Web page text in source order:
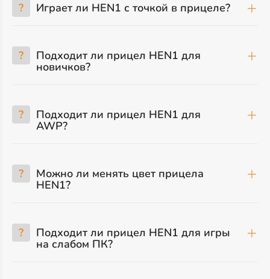
? Играет ли HEN1 с точкой в прицеле?
? Подходит ли прицел HEN1 для
новичков?
? Подходит ли прицел HEN1 для
AWP?
? Можно ли менять цвет прицела
HEN1?
? Подходит ли прицел HEN1 для игры
на слабом ПК?